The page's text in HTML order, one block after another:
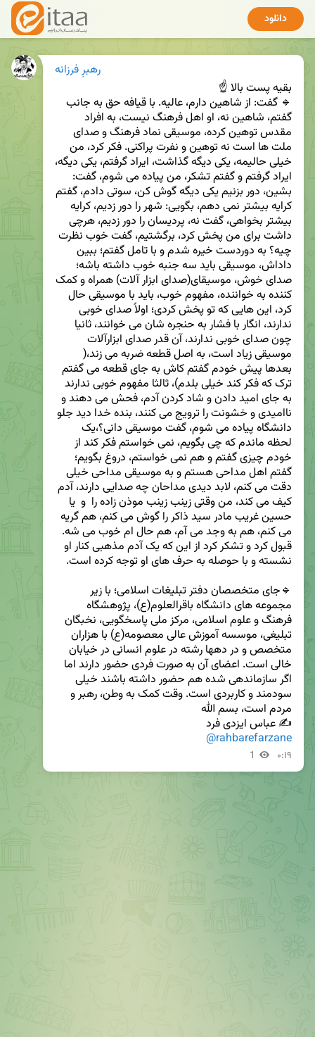
دانلود